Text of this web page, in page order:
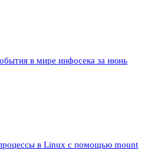
в мире инфосека за июнь
в Linux c помощью mount